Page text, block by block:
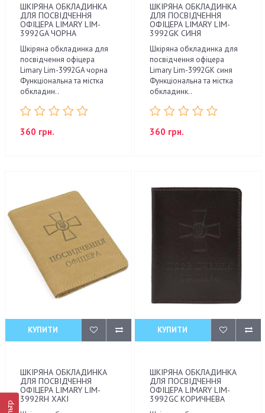
ШКІРЯНА ОБКЛАДИНКА
ДЛЯ ПОСВІДЧЕННЯ
ОФІЦЕРА LIMARY LIM-
3992GA ЧОРНА
Шкіряна обкладинка для
посвідчення офіцера
Limary Lim-3992GA чорна
Функціональна та містка
обкладин..
360 грн.
ШКІРЯНА ОБКЛАДИНКА
ДЛЯ ПОСВІДЧЕННЯ
ОФІЦЕРА LIMARY LIM-
3992GK СИНЯ
Шкіряна обкладинка для
посвідчення офіцера
Limary Lim-3992GK синя
Функціональна та містка
обкладинк..
360 грн.
КУПИТИ
ШКІРЯНА ОБКЛАДИНКА
ДЛЯ ПОСВІДЧЕННЯ
ОФІЦЕРА LIMARY LIM-
3992RH ХАКІ
КУПИТИ
ШКІРЯНА ОБКЛАДИНКА
ДЛЯ ПОСВІДЧЕННЯ
ОФІЦЕРА LIMARY LIM-
3992GC КОРИЧНЕВА